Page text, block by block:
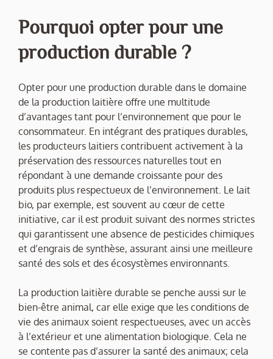
Pourquoi opter pour une
production durable ?
Opter pour une production durable dans le domaine
de la production laitière offre une multitude
d’avantages tant pour l’environnement que pour le
consommateur. En intégrant des pratiques durables,
les producteurs laitiers contribuent activement à la
préservation des ressources naturelles tout en
répondant à une demande croissante pour des
produits plus respectueux de l’environnement. Le lait
bio, par exemple, est souvent au cœur de cette
initiative, car il est produit suivant des normes strictes
qui garantissent une absence de pesticides chimiques
et d’engrais de synthèse, assurant ainsi une meilleure
santé des sols et des écosystèmes environnants.
La production laitière durable se penche aussi sur le
bien-être animal, car elle exige que les conditions de
vie des animaux soient respectueuses, avec un accès
à l’extérieur et une alimentation biologique. Cela ne
se contente pas d’assurer la santé des animaux; cela